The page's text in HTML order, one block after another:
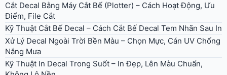
Cắt Decal Bằng Máy Cắt Bế (Plotter) – Cách Hoạt Động, Ưu
Điểm, File Cắt
Kỹ Thuật Cắt Bế Decal – Cách Cắt Bế Decal Tem Nhãn Sau In
Xử Lý Decal Ngoài Trời Bền Màu – Chọn Mực, Cán UV Chống
Nắng Mưa
Kỹ Thuật In Decal Trong Suốt – In Đẹp, Lên Màu Chuẩn,